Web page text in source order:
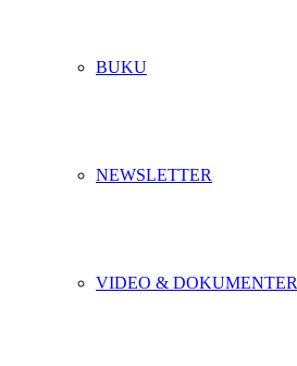
BUKU
NEWSLETTER
VIDEO & DOKUMENTER